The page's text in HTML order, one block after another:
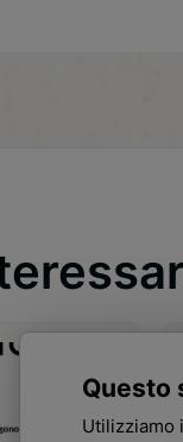
Questo
Utilizziamo